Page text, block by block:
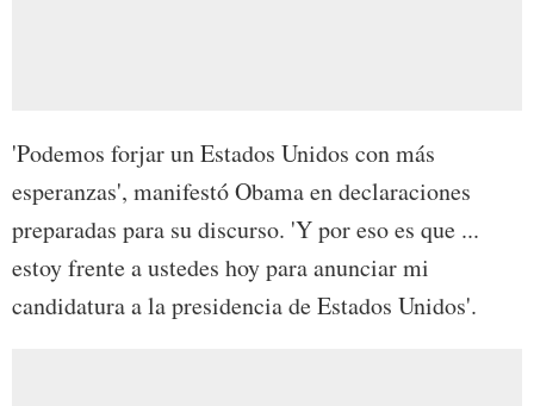
'Podemos forjar un Estados Unidos con más
esperanzas', manifestó Obama en declaraciones
preparadas para su discurso. 'Y por eso es que ...
estoy frente a ustedes hoy para anunciar mi
candidatura a la presidencia de Estados Unidos'.